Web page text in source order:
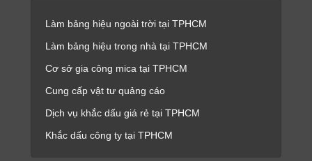
Làm bảng hiệu ngoài trời tại TPHCM
Làm bảng hiệu trong nhà tại TPHCM
Cơ sở gia công mica tại TPHCM
Cung cấp vật tư quảng cáo
Dịch vụ khắc dấu giá rẻ tại TPHCM
Khắc dấu công ty tại TPHCM